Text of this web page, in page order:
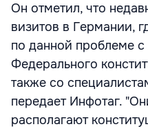
Он отметил, что
визитов в Германии,
по данной проблеме с
Федерального
также со
передает Инфотаг.
располагают